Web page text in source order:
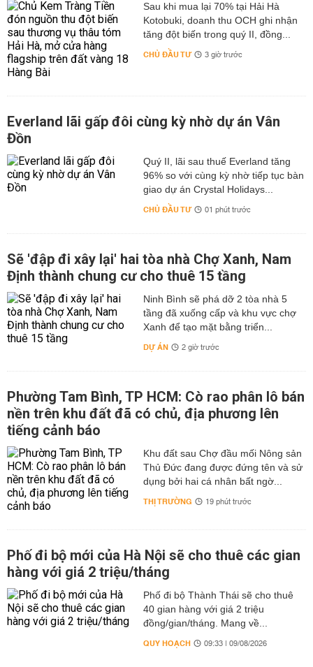
Sau khi mua lại 70% tại Hải Hà
Kotobuki, doanh thu OCH ghi nhận
tăng đột biến trong quý II, đồng...
CHỦ ĐẦU TƯ 3 giờ trước
Everland lãi gấp đôi cùng kỳ nhờ dự án Vân
Đồn
Quý II, lãi sau thuế Everland tăng
96% so với cùng kỳ nhờ tiếp tục bàn
giao dự án Crystal Holidays...
CHỦ ĐẦU TƯ 01 phút trước
Sẽ 'đập đi xây lại' hai tòa nhà Chợ Xanh, Nam
Định thành chung cư cho thuê 15 tầng
Ninh Bình sẽ phá dỡ 2 tòa nhà 5
tầng đã xuống cấp và khu vực chợ
Xanh để tạo mặt bằng triển...
DỰ ÁN 2 giờ trước
Phường Tam Bình, TP HCM: Cò rao phân lô bán
nền trên khu đất đã có chủ, địa phương lên
tiếng cảnh báo
Khu đất sau Chợ đầu mối Nông sản
Thủ Đức đang được đứng tên và sử
dụng bởi hai cá nhân bất ngờ...
THỊ TRƯỜNG 19 phút trước
Phố đi bộ mới của Hà Nội sẽ cho thuê các gian
hàng với giá 2 triệu/tháng
Phố đi bộ Thành Thái sẽ cho thuê
40 gian hàng với giá 2 triệu
đồng/gian/tháng. Mang về...
QUY HOẠCH 09:33 | 09/08/2026